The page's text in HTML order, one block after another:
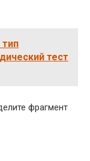
тест
фрагмент